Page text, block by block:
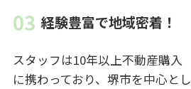
経験豊富で地域密着！
スタッフは10年以上不動産購入
に携わっており、堺市を中心とし